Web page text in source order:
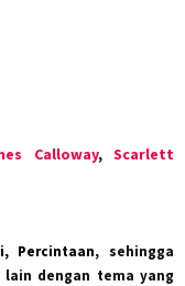
Calloway, Scarlett
Percintaan, sehingga
dengan tema yang